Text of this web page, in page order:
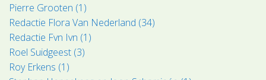
Pierre Grooten (1)
Redactie Flora Van Nederland (34)
Redactie Fvn Ivn (1)
Roel Suidgeest (3)
Roy Erkens (1)